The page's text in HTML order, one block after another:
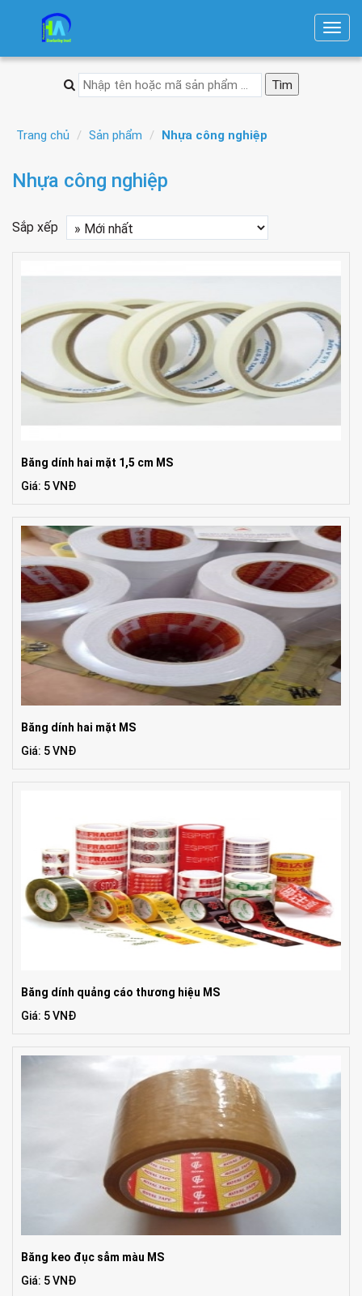
T
a
t
o
n
Trang chủ Sản phẩm Nhựa công nghiệp
Nhựa công nghiệp
Sắp xếp
Băng dính hai mặt 1,5 cm MS
Giá: 5 VNĐ
Băng dính hai mặt MS
Giá: 5 VNĐ
Băng dính quảng cáo thương hiệu MS
Giá: 5 VNĐ
Băng keo đục sẫm màu MS
Giá: 5 VNĐ